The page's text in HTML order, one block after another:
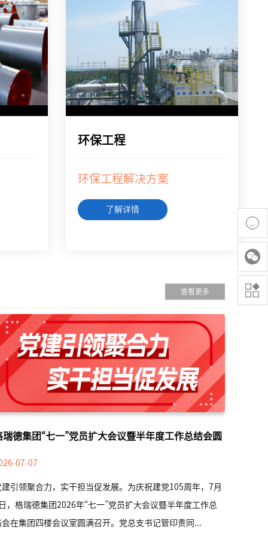
环保工程
环保工程解决方案
了解详情
查看更多
瑞德集团“七一”党员扩大会议暨半年度工作总结会圆
召开07-07
建引领聚合力，实干担当促发展。为庆祝建党105周年，7月
，格瑞德集团2026年“七一”党员扩大会议暨半年度工作总
会在集团四楼会议室圆满召开。党总支书记管印贵同...


